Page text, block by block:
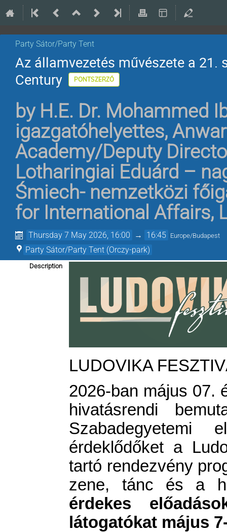
Party Sátor/Party Tent
Az államvezetés művészete a
Century
PONTSZERZŐ
by H.E. Dr. Mohammed
igazgatóhelyettes,
Academy/Deputy
Lotharingiai Eduárd –
Śmiech- nemzetközi
for International Affairs,
Thursday 7 May 2026, 16:00 → 16:45 Europe/Budapest
Party Sátor/Party Tent (Orczy-park)
Description
LUDOVIKA
2026-ban május 07.
hivatásrendi
érdeklődőket a
tartó rendezvény
zene, tánc és a
érdekes
látogatókat május